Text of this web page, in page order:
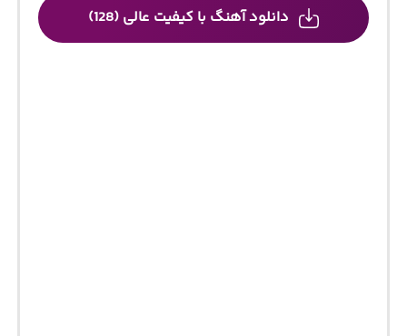
دانلود آهنگ با کیفیت عالی (128)